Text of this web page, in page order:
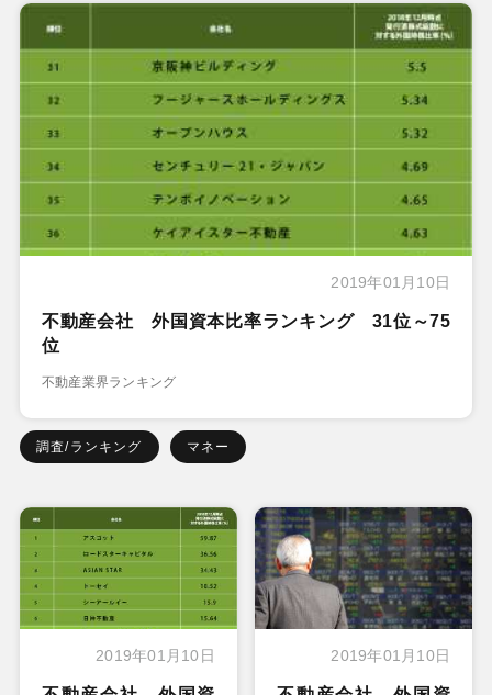
2019年01月10日
不動産会社 外国資本比率ランキング 31位～75
位
不動産業界ランキング
調査/ランキング マネー
2019年01月10日 2019年01月10日